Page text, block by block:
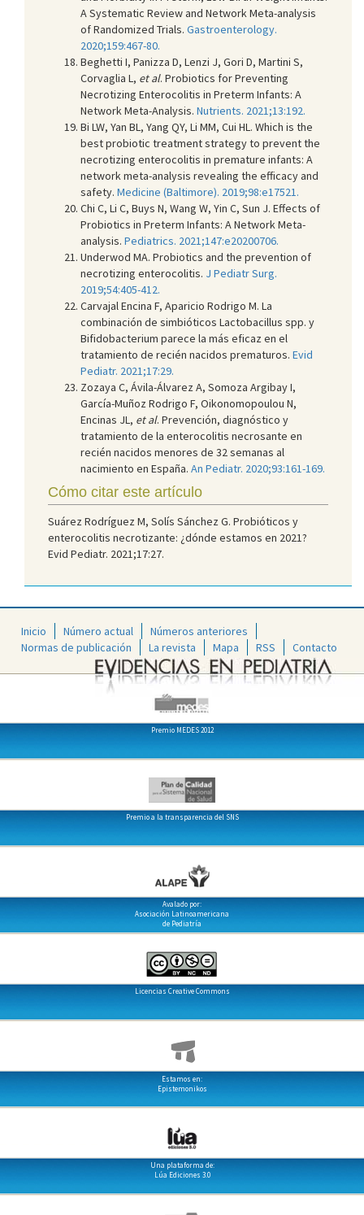
A Systematic Review and Network Meta-analysis
of Randomized Trials. Gastroenterology.
2020;159:467-80.
Beghetti I, Panizza D, Lenzi J, Gori D, Martini S,
Corvaglia L, et al. Probiotics for Preventing
Necrotizing Enterocolitis in Preterm Infants: A
Network Meta-Analysis. Nutrients. 2021;13:192.
Bi LW, Yan BL, Yang QY, Li MM, Cui HL. Which is the
best probiotic treatment strategy to prevent the
necrotizing enterocolitis in premature infants: A
network meta-analysis revealing the efficacy and
safety. Medicine (Baltimore). 2019;98:e17521.
Chi C, Li C, Buys N, Wang W, Yin C, Sun J. Effects of
Probiotics in Preterm Infants: A Network Meta-
analysis. Pediatrics. 2021;147:e20200706.
Underwod MA. Probiotics and the prevention of
necrotizing enterocolitis. J Pediatr Surg.
2019;54:405-412.
Carvajal Encina F, Aparicio Rodrigo M. La
combinación de simbióticos Lactobacillus spp. y
Bifidobacterium parece la más eficaz en el
tratamiento de recién nacidos prematuros. Evid
Pediatr. 2021;17:29.
Zozaya C, Ávila-Álvarez A, Somoza Argibay I,
García-Muñoz Rodrigo F, Oikonomopoulou N,
Encinas JL, et al. Prevención, diagnóstico y
tratamiento de la enterocolitis necrosante en
recién nacidos menores de 32 semanas al
nacimiento en España. An Pediatr. 2020;93:161-169.
Cómo citar este artículo
Suárez Rodríguez M, Solís Sánchez G. Probióticos y
enterocolitis necrotizante: ¿dónde estamos en 2021?
Evid Pediatr. 2021;17:27.
Inicio Número actual
Números anteriores
Normas de publicación
La revista Mapa RSS Contacto
Premio MEDES 2012
Premio a la transparencia del SNS
Avalado por:
Asociación Latinoamericana
de Pediatría
Licencias Creative Commons
Estamos en:
Epistemonikos
Una plataforma de:
Lúa Ediciones 3.0